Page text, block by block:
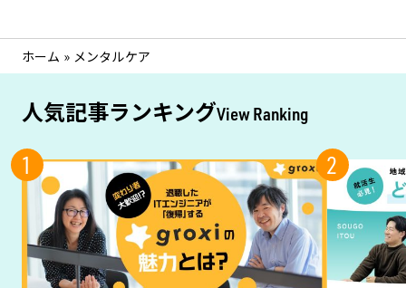
ホーム » メンタルケア
人気記事ランキングView Ranking
1 2